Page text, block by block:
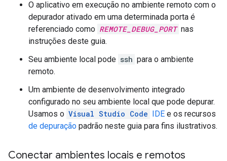
O aplicativo em execução no ambiente remoto com o
depurador ativado em uma determinada porta é
referenciado como REMOTE_DEBUG_PORT nas
instruções deste guia.
Seu ambiente local pode ssh para o ambiente
remoto.
Um ambiente de desenvolvimento integrado
configurado no seu ambiente local que pode depurar.
Usamos o Visual Studio Code IDE e os recursos
de depuração padrão neste guia para fins ilustrativos.
Conectar ambientes locais e remotos